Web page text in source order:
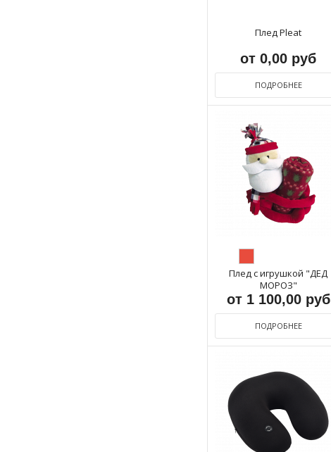
Плед Pleat
от 0,00 руб
ПОДРОБНЕЕ
Плед с игрушкой "ДЕД
МОРОЗ"
от 1 100,00 руб
ПОДРОБНЕЕ